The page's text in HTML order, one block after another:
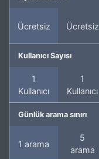
Ücretsiz Ücretsiz
Kullanıcı Sayısı
1
Kullanıcı
1
Kullanıcı
Günlük arama sınırı
1 arama
5
arama